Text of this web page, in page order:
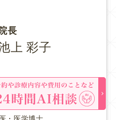
院長
上 彩子
Ph.D.
科クリニック